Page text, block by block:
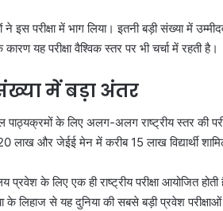
इस परीक्षा में भाग लिया। इतनी बड़ी संख्या में
यह परीक्षा वैश्विक स्तर पर भी चर्चा में रहती है।
में बड़ा अंतर
पाठ्यक्रमों के लिए अलग-अलग राष्ट्रीय स्तर की
लाख और जेईई मेन में करीब 15 लाख विद्यार्थी
प्रवेश के लिए एक ही राष्ट्रीय परीक्षा आयोजित
के लिहाज से यह दुनिया की सबसे बड़ी प्रवेश